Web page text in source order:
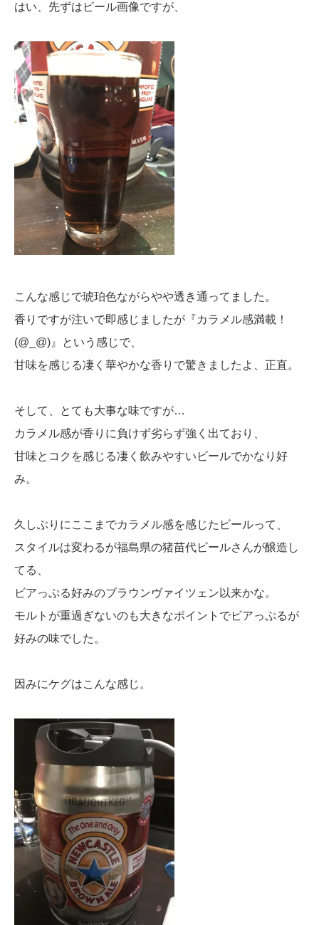
はい、先ずはビール画像ですが、
こんな感じで琥珀色ながらやや透き通ってました。
香りですが注いで即感じましたが『カラメル感満載！
(@_@)』という感じで、
甘味を感じる凄く華やかな香りで驚きましたよ、正直。
そして、とても大事な味ですが…
カラメル感が香りに負けず劣らず強く出ており、
甘味とコクを感じる凄く飲みやすいビールでかなり好
み。
久しぶりにここまでカラメル感を感じたビールって、
スタイルは変わるが福島県の猪苗代ビールさんが醸造し
てる、
ビアっぷる好みのブラウンヴァイツェン以来かな。
モルトが重過ぎないのも大きなポイントでビアっぷるが
好みの味でした。
因みにケグはこんな感じ。